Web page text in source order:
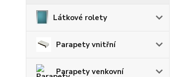
Látkové rolety
Parapety vnitřní
Parapety venkovní